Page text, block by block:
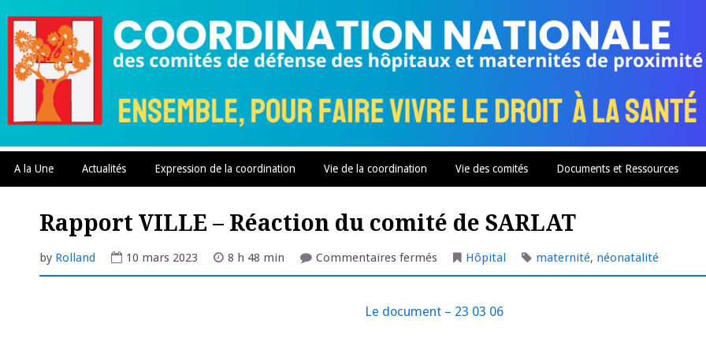
content
A la Une Actualités Expression de la coordination Vie de la coordination Vie des comités Documents et Ressources
Rapport VILLE – Réaction du comité de SARLAT
by Rolland 10 mars 2023 8 h 48 min Commentaires ferméssur
VILLE
du
Hôpital maternité, néonatalité
Le document – 23 03 06